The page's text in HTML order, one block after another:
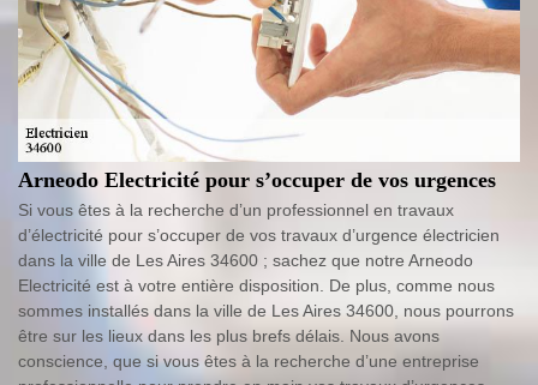
Arneodo Electricité pour s’occuper de vos urgences
Si vous êtes à la recherche d’un professionnel en travaux
d’électricité pour s’occuper de vos travaux d’urgence électricien
dans la ville de Les Aires 34600 ; sachez que notre Arneodo
Electricité est à votre entière disposition. De plus, comme nous
sommes installés dans la ville de Les Aires 34600, nous pourrons
être sur les lieux dans les plus brefs délais. Nous avons
conscience, que si vous êtes à la recherche d’une entreprise